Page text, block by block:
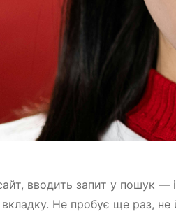
вводить запит у пошук —
Не пробує ще раз,